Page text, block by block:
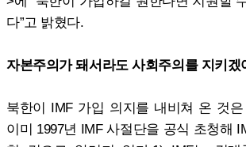
다”고 밝혔다.
자본주의가 돼서라도 사회주의를 지키겠
북한이 IMF 가입 의지를 내비쳐 온 것
이미 1997년 IMF 사절단을 공식 초청해